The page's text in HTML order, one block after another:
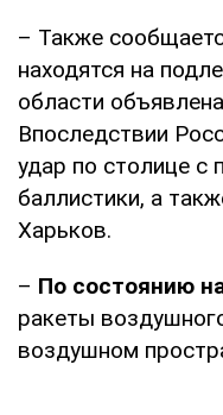
– Также
находятся на
области
Впоследствии
удар по столице
баллистики, а
Харьков.
– По состоянию
ракеты
воздушном